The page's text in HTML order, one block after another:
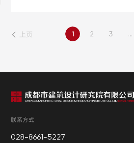
上页 1 2 3 ...
联系方式
028-8661-5227